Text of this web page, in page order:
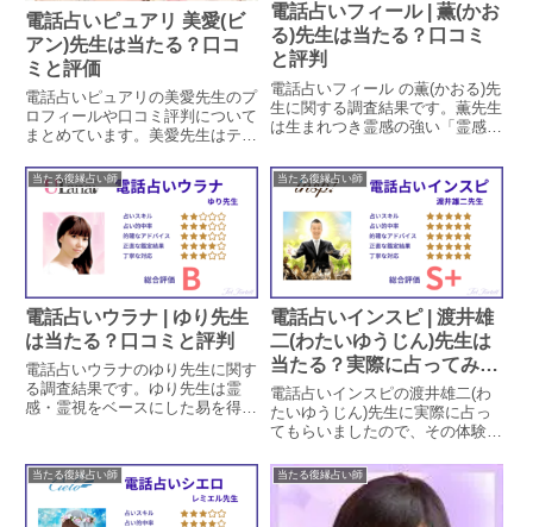
電話占いピュアリ 美愛(ビ
アン)先生は当たる？口コ
ミと評価
電話占いピュアリの美愛先生のプ
ロフィールや口コミ評判について
まとめています。美愛先生はテレ
師ですが、本当に当たるのかどう
か実際に鑑定をした方の口コミか
ら検証します。
電話占いフィール | 薫(かお
る)先生は当たる？口コミ
と評判
電話占いフィール の薫(かおる)先
生に関する調査結果です。薫先生
は生まれつき霊感の強い「霊感霊
占い師です。薫先生の特徴や鑑定
方法、口コミでの評判による占い
的中率を調査しています。口コミ
から鑑定時の対応についても見て
いきます。
当たる復縁占い師
電話占いウラナ | ゆり先生
は当たる？口コミと評判
電話占いウラナのゆり先生に関す
る調査結果です。ゆり先生は霊
感・霊視をベースにした易を得意
よる占い的中率を調査していま
す。口コミから鑑定時の対応につ
いても見ていきます。【退店済】
当たる復縁占い師
電話占いインスピ | 渡井雄
二(わたいゆうじん)先生は
当たる？実際に占ってみた
体験談
電話占いインスピの渡井雄二(わ
たいゆうじん)先生に実際に占っ
てもらいましたので、その体験談
二先生は視鑑定をする先生で、今
回は調査員の復縁相談を視て頂き
当たる復縁占い師 当たる復縁占い師